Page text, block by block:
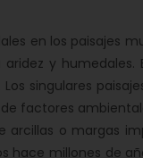
en los paisajes
y
singulares
factores
o margas
hace millones de